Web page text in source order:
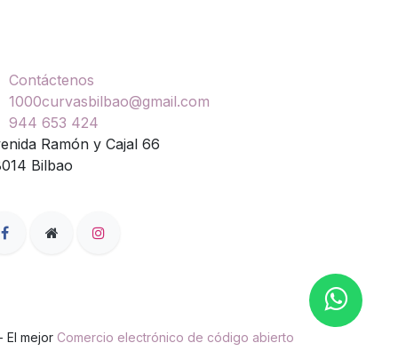
Contáctenos
1000curvasbilbao@gmail.com
944 653 424
Ramón y Cajal 66
Bilbao
- El mejor Comercio electrónico de código abierto